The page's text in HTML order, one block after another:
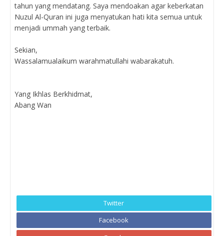
tahun yang mendatang. Saya mendoakan agar keberkatan
Nuzul Al-Quran ini juga menyatukan hati kita semua untuk
menjadi ummah yang terbaik.
Sekian,
Wassalamualaikum warahmatullahi wabarakatuh.
Yang Ikhlas Berkhidmat,
Abang Wan
Twitter
Facebook